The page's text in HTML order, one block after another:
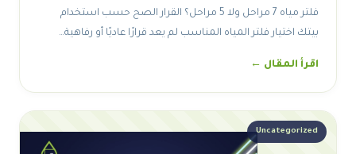
فلتر مياه 7 مراحل ولا 5 مراحل؟ القرار الصح حسب استخدام
بيتك اختيار فلتر المياه المناسب لم يعد قرارًا عاديًا أو رفاهية…
اقرأ المقال ←
Uncategorized